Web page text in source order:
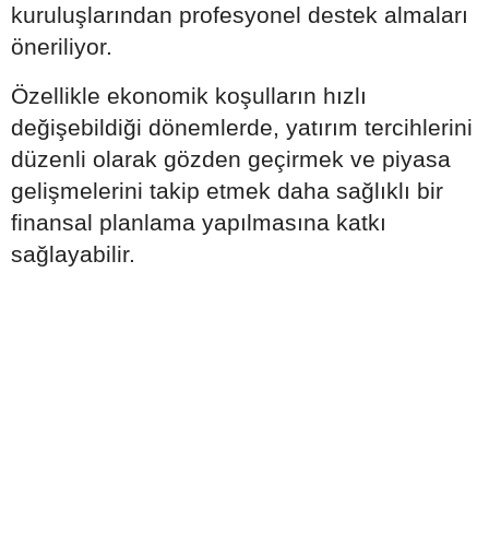
kuruluşlarından profesyonel destek almaları
öneriliyor.
Özellikle ekonomik koşulların hızlı
değişebildiği dönemlerde, yatırım tercihlerini
düzenli olarak gözden geçirmek ve piyasa
gelişmelerini takip etmek daha sağlıklı bir
finansal planlama yapılmasına katkı
sağlayabilir.